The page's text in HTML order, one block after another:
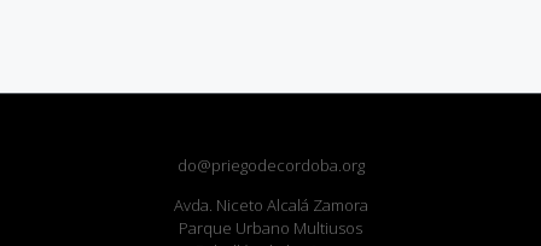
do@priegodecordoba.org
Avda. Niceto Alcalá Zamora
Parque Urbano Multiusos